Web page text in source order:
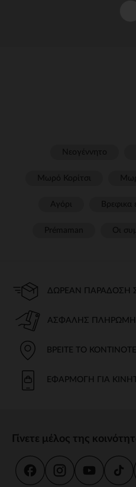
ΔΩΡΕΆΝ ΠΑΡΆΔΟΣΗ
ΑΣΦΑΛΉΣ ΠΛΗΡΩΜΉ
ΒΡΕΊΤΕ ΤΟ
ΕΦΑΡΜΟΓΉ ΓΙΑ
Γίνετε μέλος της